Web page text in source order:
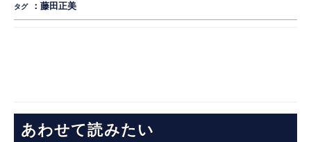
タグ ：藤田正美
あわせて読みたい